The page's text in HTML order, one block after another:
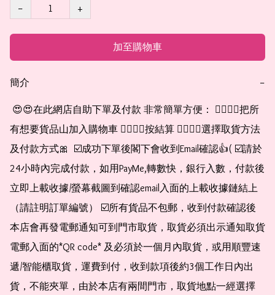
−
+
加至購物車
簡介 −
有想要貨品山加入購物車 👉🏻👉🏻按結算 👉🏻👉🏻選擇取貨方法
及付款方式🎀  ☑️成功下單後閣下會收到Email確認👍( ☑️請於
24小時內完成付款，如用PayMe,轉數快，銀行入數，付款後
立即上載收據/螢幕截圖到確認email入面的上載收據鏈結上
（請註明訂單編號） ☑️所有貨品不包郵，收到付款確認後
本店會再發電郵通知可到門市取貨，取貨必須出示通知取貨
電郵入面的*QR code* 及必須於一個月內取貨，或用順豐速
遞/智能櫃取貨，運費到付，收到款項後約3個工作日內出
貨，不能夾單，由於本店有兩間門市，取貨地點一經選擇